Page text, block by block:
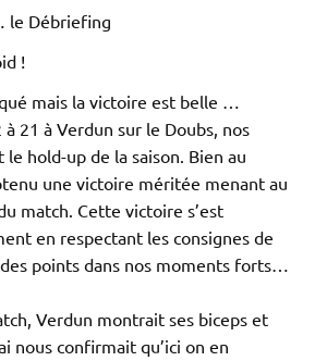
le Débriefing
!
mais la victoire est belle …
21 à Verdun sur le Doubs, nos
le hold-up de la saison. Bien au
une victoire méritée menant au
match. Cette victoire s’est
en respectant les consignes de
points dans nos moments forts…
Verdun montrait ses biceps et
nous confirmait qu’ici on en